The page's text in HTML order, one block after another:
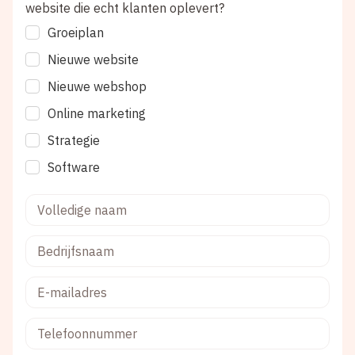
website die echt klanten oplevert?
Groeiplan
Nieuwe website
Nieuwe webshop
Online marketing
Strategie
Software